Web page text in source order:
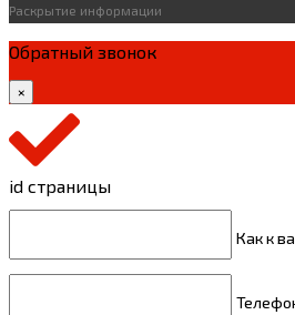
Раскрытие информации
Обратный звонок
×
id страницы
Как к